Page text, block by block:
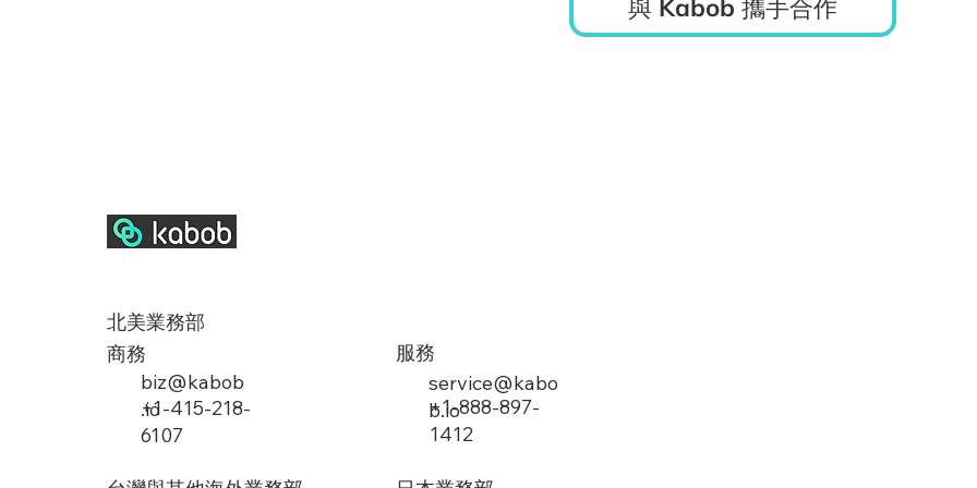
與 Kabob 攜手合作
北美業務部
商務
biz@kabob
.io
+1-415-218-
6107
服務
+1-888-897-
1412
service@kabo
b.io